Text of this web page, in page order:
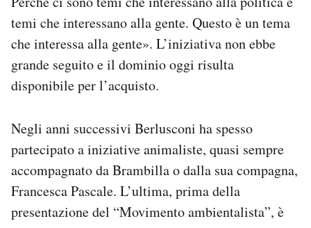
temi che interessano alla gente. Questo è un tema
che interessa alla gente». L’iniziativa non ebbe
grande seguito e il dominio oggi risulta
disponibile per l’acquisto.
Negli anni successivi Berlusconi ha spesso
partecipato a iniziative animaliste, quasi sempre
accompagnato da Brambilla o dalla sua compagna,
Francesca Pascale. L’ultima, prima della
presentazione del “Movimento ambientalista”, è